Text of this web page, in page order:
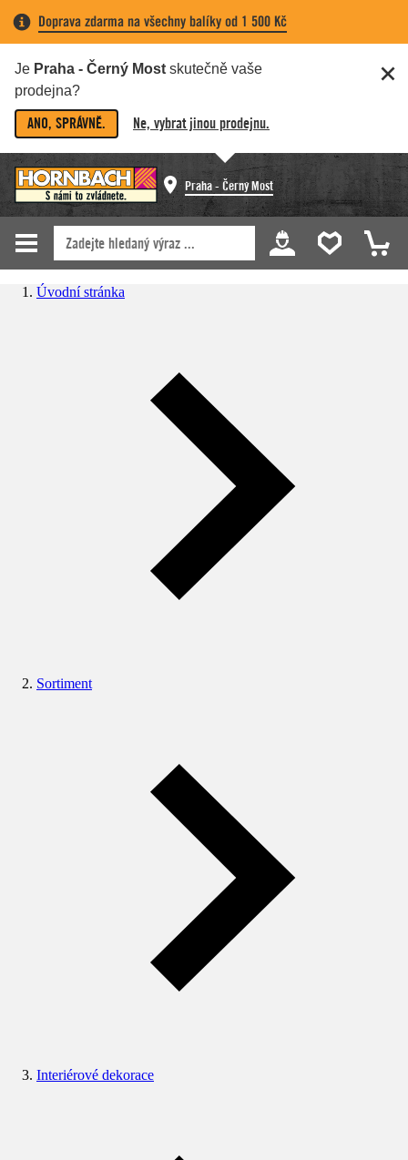
Doprava zdarma na všechny balíky od 1 500 Kč
Je Praha - Černý Most skutečně vaše
prodejna?
ANO, SPRÁVNĚ. Ne, vybrat jinou prodejnu.
Praha - Černý Most
Úvodní stránka
Sortiment
Interiérové dekorace